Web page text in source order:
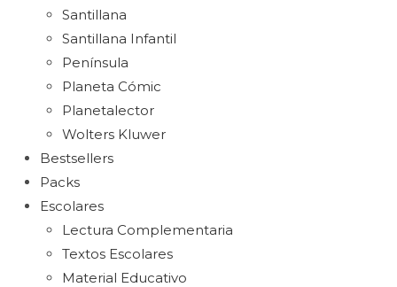
Santillana
Santillana Infantil
Península
Planeta Cómic
Planetalector
Wolters Kluwer
Bestsellers
Packs
Escolares
Lectura Complementaria
Textos Escolares
Material Educativo